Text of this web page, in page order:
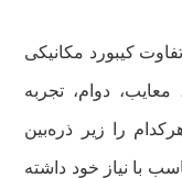
کیبورد مکانیکی
دوام، تجربه
را زیر ذره‌بین
با نیاز خود داشته